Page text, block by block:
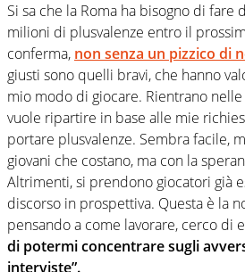
Si sa che la Roma ha bisogno di fare
milioni di plusvalenze entro il
conferma, non senza un pizzico di
giusti sono quelli bravi, che hanno
mio modo di giocare. Rientrano
vuole ripartire in base alle mie
portare plusvalenze. Sembra facile,
giovani che costano, ma con la
Altrimenti, si prendono giocatori già
discorso in prospettiva. Questa è la
pensando a come lavorare, cerco di
di potermi concentrare sugli
interviste”.